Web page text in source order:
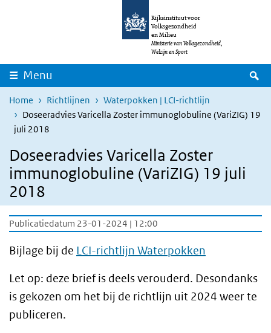
Overslaan en naar de inhoud gaan
Rijksinstituut voor
Volksgezondheid
en Milieu
Ministerie van Volksgezondheid,
Welzijn en Sport
Menu
Home Richtlijnen
Waterpokken | LCI-richtlijn
Doseeradvies Varicella Zoster immunoglobuline (VariZIG) 19
juli 2018
Doseeradvies Varicella Zoster
immunoglobuline (VariZIG) 19 juli
2018
Publicatiedatum 23-01-2024 | 12:00
Bijlage bij de LCI-richtlijn Waterpokken
Let op: deze brief is deels verouderd. Desondanks
is gekozen om het bij de richtlijn uit 2024 weer te
publiceren.